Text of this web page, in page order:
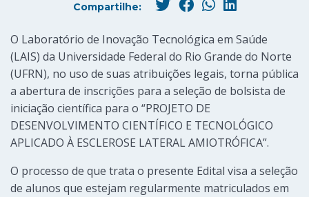
Compartilhe:
O Laboratório de Inovação Tecnológica em Saúde
(LAIS) da Universidade Federal do Rio Grande do Norte
(UFRN), no uso de suas atribuições legais, torna pública
a abertura de inscrições para a seleção de bolsista de
iniciação científica para o “PROJETO DE
DESENVOLVIMENTO CIENTÍFICO E TECNOLÓGICO
APLICADO À ESCLEROSE LATERAL AMIOTRÓFICA”.
O processo de que trata o presente Edital visa a seleção
de alunos que estejam regularmente matriculados em